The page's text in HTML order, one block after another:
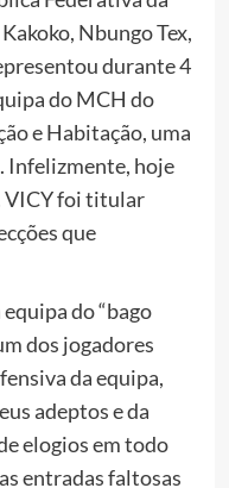
Nbungo Tex,
durante 4
do MCH do
e Habitação, uma
Infelizmente, hoje
VICY foi titular
que
do “bago
dos jogadores
da equipa,
adeptos e da
elogios em todo
entradas faltosas